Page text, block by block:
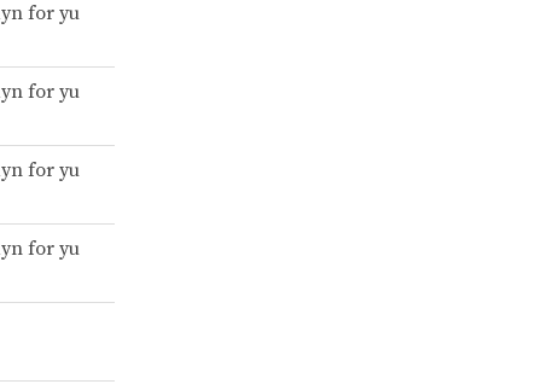
for yu
for yu
for yu
for yu